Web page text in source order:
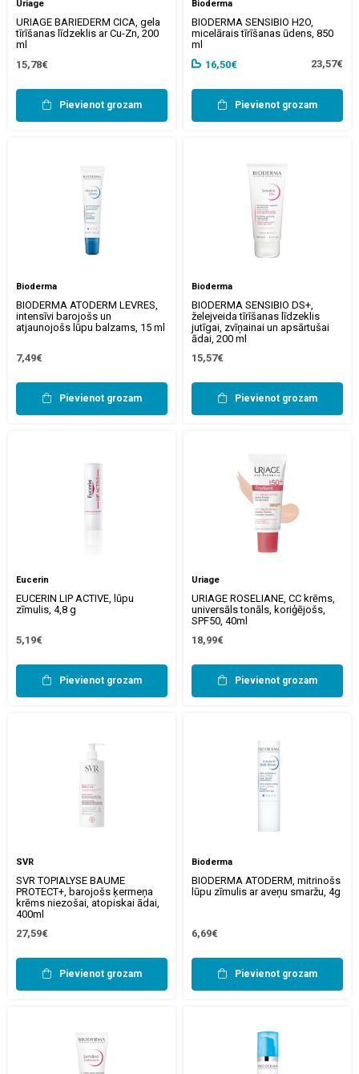
Uriage
URIAGE BARIEDERM CICA, gela
tīrīšanas līdzeklis ar Cu-Zn, 200
ml
15,78€
Pievienot grozam
Bioderma
BIODERMA SENSIBIO H2O,
micelārais tīrīšanas ūdens, 850
ml
16,50€
23,57€
Pievienot grozam
Bioderma
BIODERMA ATODERM LEVRES,
intensīvi barojošs un
atjaunojošs lūpu balzams, 15 ml
7,49€
Pievienot grozam
Bioderma
BIODERMA SENSIBIO DS+,
želejveida tīrīšanas līdzeklis
jutīgai, zvīņainai un apsārtušai
ādai, 200 ml
15,57€
Pievienot grozam
Eucerin
EUCERIN LIP ACTIVE, lūpu
zīmulis, 4,8 g
5,19€
Pievienot grozam
Uriage
URIAGE ROSELIANE, CC krēms,
universāls tonāls, koriģējošs,
SPF50, 40ml
18,99€
Pievienot grozam
SVR
SVR TOPIALYSE BAUME
PROTECT+, barojošs ķermeņa
krēms niezošai, atopiskai ādai,
400ml
27,59€
Pievienot grozam
Bioderma
BIODERMA ATODERM, mitrinošs
lūpu zīmulis ar aveņu smaržu, 4g
6,69€
Pievienot grozam